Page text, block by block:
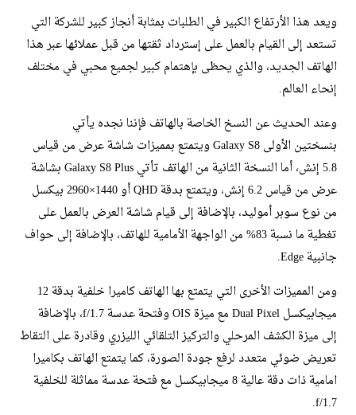
ويعد هذا الأرتفاع الكبير في الطلبات بمثابة أنجاز كبير للشركة التي
تستعد إلى القيام بالعمل على إسترداد ثقتها من قبل عملائها عبر هذا
الهاتف الجديد، والذي يحظى بإهتمام كبير لجميع محبي في مختلف
إنحاء العالم.
وعند الحديث عن النسخ الخاصة بالهاتف فإننا نجده يأتي
بنسختين الأولى Galaxy S8 ويتمتع بمميزات شاشة عرض من قياس
5.8 إنش، أما النسخة الثانية من الهاتف تأتي Galaxy S8 Plus بشاشة
عرض من قياس 6.2 إنش، ويتمتع بدقة QHD أو 1440×2960 بيكسل
من نوع سوبر أموليد، بالإضافة إلى قيام شاشة العرض بالعمل على
تغطية ما نسبة 83% من الواجهة الأمامية للهاتف، بالإضافة إلى حواف
جانبية Edge.
ومن المميزات الأخرى التي يتمتع بها الهاتف كاميرا خلفية بدقة 12
ميجابيكسل Dual Pixel مع ميزة OIS وفتحة عدسة f/1.7، بالإضافة
إلى ميزة الكشف المرحلي والتركيز التلقائي الليزري وقادرة على التقاط
تعريض ضوئي متعدد لرفع جودة الصورة، كما يتمتع الهاتف بكاميرا
امامية ذات دقة عالية 8 ميجابيكسل مع فتحة عدسة مماثلة للخلفية
f/1.7.